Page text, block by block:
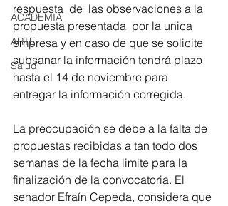
ACADEMIA
ARTE
Salud
respuesta  de  las observaciones a la
propuesta presentada  por la unica
empresa y en caso de que se solicite
subsanar la información tendrá plazo
hasta el 14 de noviembre para
entregar la información corregida.
La preocupación se debe a la falta de
propuestas recibidas a tan todo dos
semanas de la fecha limite para la
finalización de la convocatoria. El
senador Efraín Cepeda, considera que